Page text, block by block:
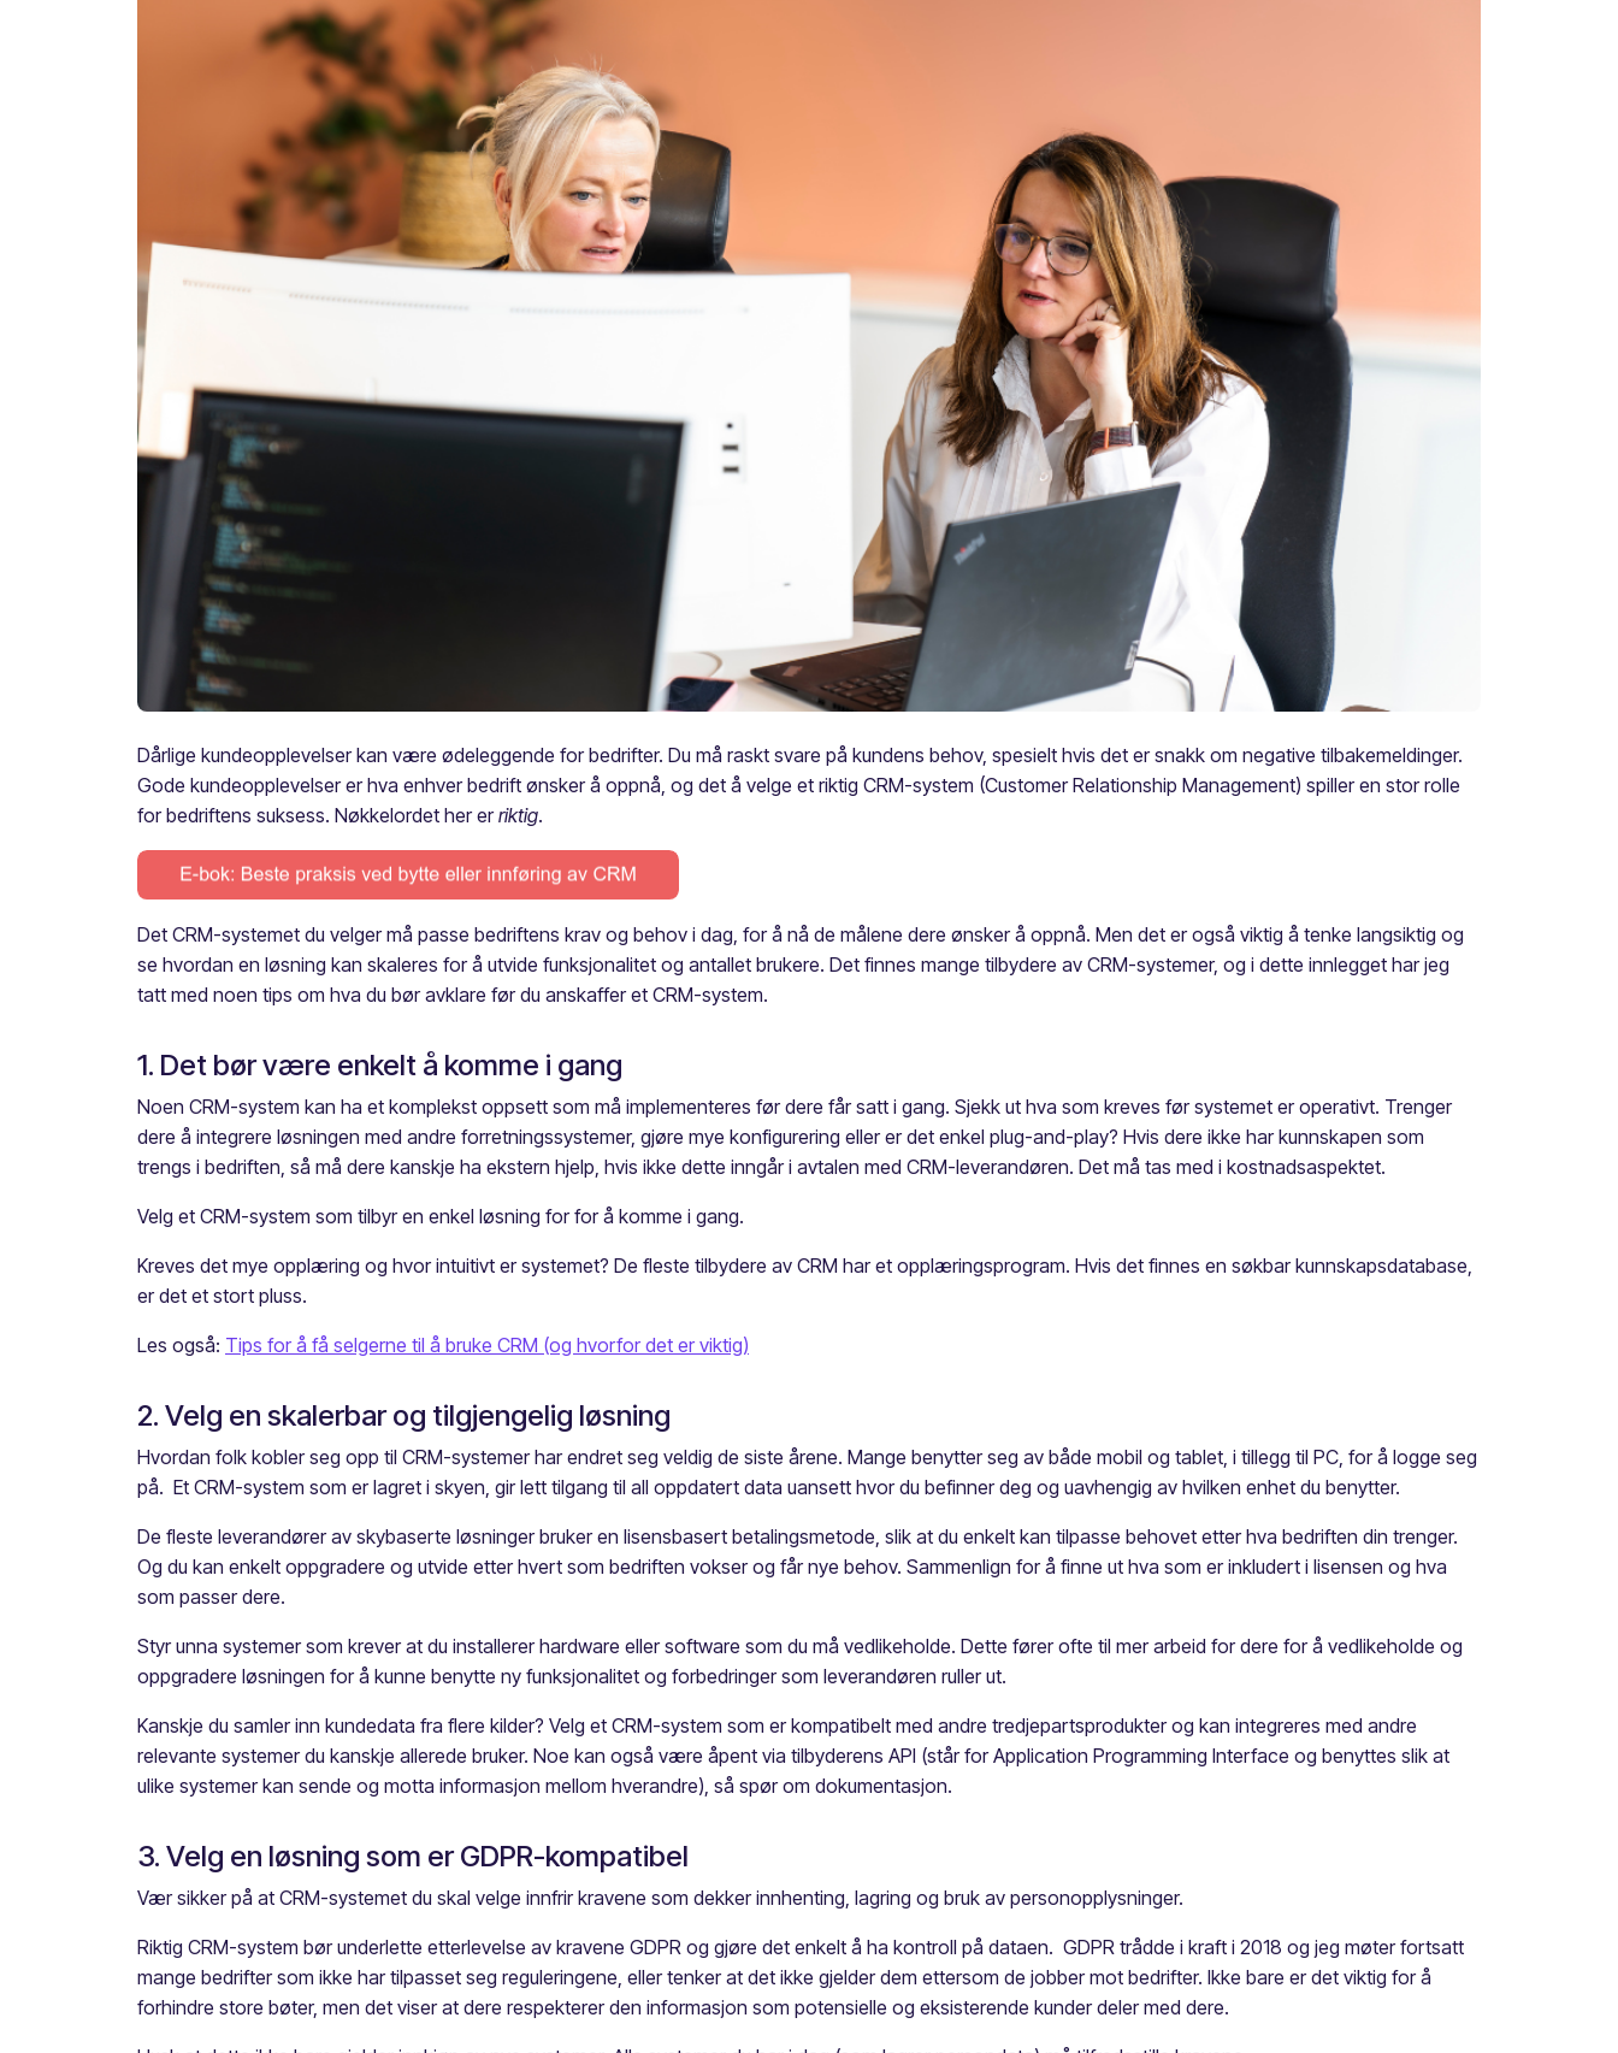
Dårlige kundeopplevelser kan være ødeleggende for bedrifter. Du må raskt svare på kundens behov, spesielt hvis det er snakk om negative tilbakemeldinger.
Gode kundeopplevelser er hva enhver bedrift ønsker å oppnå, og det å velge et riktig CRM-system (Customer Relationship Management) spiller en stor rolle
for bedriftens suksess. Nøkkelordet her erriktig.
Det CRM-systemet du velger må passe bedriftens krav og behov i dag, for å nå de målene dere ønsker å oppnå. Men det er også viktig å tenke langsiktig og
se hvordan en løsning kan skaleres for å utvide funksjonalitet og antallet brukere. Det finnes mange tilbydere av CRM-systemer, og i dette innlegget har jeg
tatt med noen tips om hva du bør avklare før du anskaffer et CRM-system.
1. Det bør være enkelt å komme i gang
Noen CRM-system kan ha et komplekst oppsett som må implementeres før dere får satt i gang. Sjekk ut hva som kreves før systemet er operativt. Trenger
dere å integrere løsningen med andre forretningssystemer, gjøre mye konfigurering eller er det enkel plug-and-play? Hvis dere ikke har kunnskapen som
trengs i bedriften, så må dere kanskje ha ekstern hjelp, hvis ikke dette inngår i avtalen med CRM-leverandøren. Det må tas med i kostnadsaspektet.
Velg et CRM-system som tilbyr en enkel løsning for for å komme i gang.
Kreves det mye opplæring og hvor intuitivt er systemet? De fleste tilbydere av CRM har et opplæringsprogram. Hvis det finnes en søkbar kunnskapsdatabase,
er det et stort pluss.
Les også: Tips for å få selgerne til å bruke CRM (og hvorfor det er viktig)
2. Velg en skalerbar og tilgjengelig løsning
Hvordan folk kobler seg opp til CRM-systemer har endret seg veldig de siste årene. Mange benytter seg av både mobil og tablet, i tillegg til PC, for å logge seg
på. Et CRM-system som er lagret i skyen, gir lett tilgang til all oppdatert data uansett hvor du befinner deg og uavhengig av hvilken enhet du benytter.
De fleste leverandører av skybaserte løsninger bruker en lisensbasert betalingsmetode, slik at du enkelt kan tilpasse behovet etter hva bedriften din trenger.
Og du kan enkelt oppgradere og utvide etter hvert som bedriften vokser og får nye behov. Sammenlign for å finne ut hva som er inkludert i lisensen og hva
som passer dere.
Styr unna systemer som krever at du installerer hardware eller software som du må vedlikeholde. Dette fører ofte til mer arbeid for dere for å vedlikeholde og
oppgradere løsningen for å kunne benytte ny funksjonalitet og forbedringer som leverandøren ruller ut.
Kanskje du samler inn kundedata fra flere kilder? Velg et CRM-system som er kompatibelt med andre tredjepartsprodukter og kan integreres med andre
relevante systemer du kanskje allerede bruker. Noe kan også være åpent via tilbyderens API (står for Application Programming Interface og benyttes slik at
ulike systemer kan sende og motta informasjon mellom hverandre), så spør om dokumentasjon.
3. Velg en løsning som er GDPR-kompatibel
Vær sikker på at CRM-systemet du skal velge innfrir kravene som dekker innhenting, lagring og bruk av personopplysninger.
Riktig CRM-system bør underlette etterlevelse av kravene GDPR og gjøre det enkelt å ha kontroll på dataen. GDPR trådde i kraft i 2018 og jeg møter fortsatt
mange bedrifter som ikke har tilpasset seg reguleringene, eller tenker at det ikke gjelder dem ettersom de jobber mot bedrifter. Ikke bare er det viktig for å
forhindre store bøter, men det viser at dere respekterer den informasjon som potensielle og eksisterende kunder deler med dere.